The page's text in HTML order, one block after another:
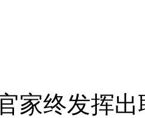
家终发挥